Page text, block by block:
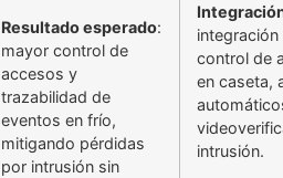
Resultado esperado:
mayor control de
accesos y
trazabilidad de
eventos en frío,
mitigando pérdidas
por intrusión sin
integración
control de
en caseta,
intrusión.